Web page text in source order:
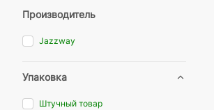
Производитель
Jazzway
Упаковка
Штучный товар